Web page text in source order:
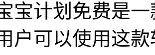
宝计划免费是
户可以使用这